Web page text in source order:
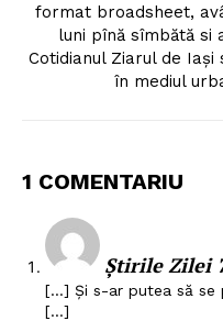
format broadsheet,
luni pînă sîmbătă si
Cotidianul Ziarul de
în mediul
1 COMENTARIU
Știrile Zilei
[…] Și s-ar putea să se
[…]